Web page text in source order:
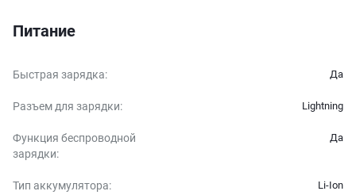
Питание
Быстрая зарядка: Да
Разъем для зарядки: Lightning
Функция беспроводной
зарядки:
Да
Тип аккумулятора: Li-Ion